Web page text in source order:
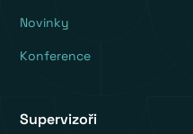
Novinky
Konference
Supervizoři